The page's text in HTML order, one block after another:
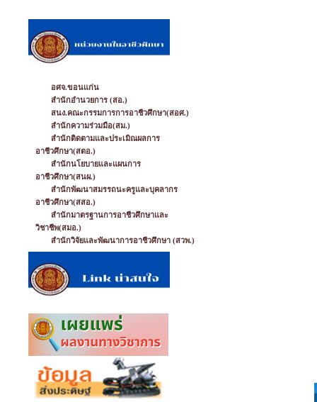
อศจ.ขอนแก่น
สำนักอำนวยการ (สอ.)
สนง.คณะกรรมการการอาชีวศึกษา(สอศ.)
สำนักความร่วมมือ(สม.)
สำนักติดตามและประเมิณผลการ
อาชีวศึกษา(สตอ.)
สำนักนโยบายและแผนการ
อาชีวศึกษา(สนผ.)
สำนักพัฒนาสมรรถนะครูและบุคลากร
อาชีวศึกษา(สสอ.)
สำนักมาตรฐานการอาชีวศึกษาและ
วิชาชีพ(สมอ.)
สำนักวิจัยและพัฒนาการอาชีวศึกษา (สวพ.)